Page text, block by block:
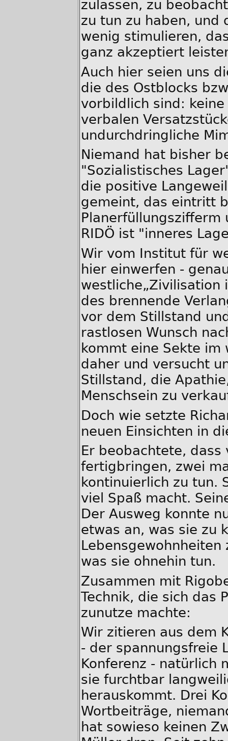
zulassen, zu
zu tun zu haben, und
wenig stimulieren,
ganz akzeptiert
Auch hier seien uns
die des Ostblocks
vorbildlich sind:
verbalen
undurchdringliche
Niemand hat bisher
"Sozialistisches
die positive
gemeint, das eintritt
Planerfüllungszifferm
RIDÖ ist "inneres
Wir vom Institut für
hier einwerfen -
westliche„Zivilisation
des brennende
vor dem Stillstand
rastlosen Wunsch
kommt eine Sekte im
daher und versucht
Stillstand, die
Menschsein zu
Doch wie setzte
neuen Einsichten in
Er beobachtete, dass
fertigbringen, zwei
kontinuierlich zu tun.
viel Spaß macht.
Der Ausweg konnte
etwas an, was sie zu
was sie ohnehin tun.
Zusammen mit
Technik, die sich das
zunutze machte:
Wir zitieren aus dem
- der spannungsfreie
Konferenz - natürlich
sie furchtbar
herauskommt. Drei
Wortbeiträge,
hat sowieso keinen